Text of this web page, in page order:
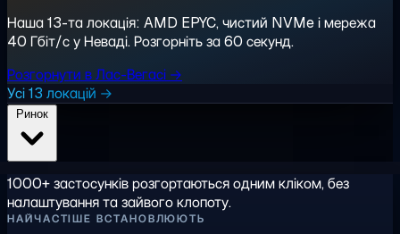
Наша 13-та локація: AMD EPYC, чистий NVMe і мережа
40 Гбіт/с у Неваді. Розгорніть за 60 секунд.
Розгорнути в Лас-Вегасі →
Усі 13 локацій →
1000+ застосунків розгортаються одним кліком, без
налаштування та зайвого клопоту.
НАЙЧАСТІШЕ ВСТАНОВЛЮЮТЬ